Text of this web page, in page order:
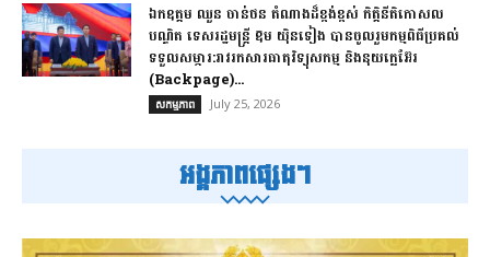
ឯកឧត្តម ឈួន​ ចាន់ថន​ តំណាងដ៏ខ្ពង់ខ្ពស់ កិត្តិនីតិកោសល
បណ្ឌិត ទេសរដ្ឋមន្ត្រី ឱម យ៉ិនទៀង បានចូលរួមកម្មពិធីប្រគល់
ទទួលសម្ភារ:​រាវរកសារធាតុវិទ្យុសកម្ម​ និង​នុយក្លេអ៊ែរ​
(Backpage)...
សកម្មភាព July 25, 2026
អង្គភាពផ្សេងៗ